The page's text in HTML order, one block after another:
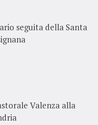
seguita della Santa
Valenza alla